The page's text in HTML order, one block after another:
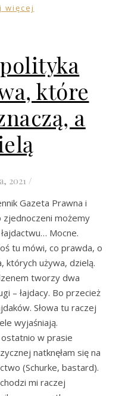
więcej
które
a
2021 /
Gazeta Prawna i
zjednoczeni możemy
Mocne.
tu mówi, co prawda, o
których używa, dzielą.
tworzy dwa
– łajdacy. Bo przecież
Słowa tu raczej
wyjaśniają.
w prasie
natknęłam się na
(Schurke, bastard).
mi raczej